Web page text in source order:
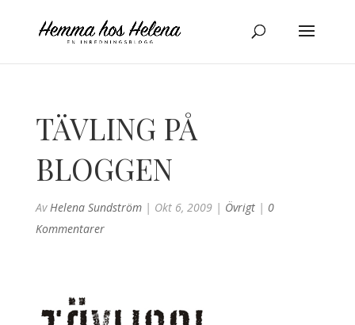
TÄVLING PÅ
BLOGGEN
AvHelena Sundström| Okt 6, 2009| Övrigt| 0
Kommentarer